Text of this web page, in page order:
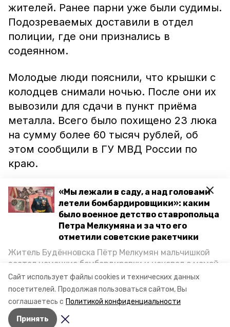
Сайт использует файлы cookies и технических данных
посетителей. Продолжая пользоваться сайтом, Вы
соглашаетесь с Политикой конфиденциальности
Принять
«Мы лежали в саду, а над головами
летели бомбардировщики»: каким
было военное детство ставропольца
Петра Мелкумяна и за что его
отметили советские ракетчики
Житель Будённовска Пётр Мелкумян мальчишкой
застал немецкие бомбардировки и ночевал с мамой
под открытым небом, когда гитлеровцы заняли их
дом. Чем запомнились эти дни, как выживали после
и чем Пётр помог ракетным войскам — в новом
материале спецпроекта «Победы26» «Дети
Великой Отечественной».
жителей. Ранее парни уже были судимы.
Подозреваемых доставили в отдел
полиции, где они признались в
содеянном.
Молодые люди пояснили, что крышки с
колодцев снимали ночью. После они их
вывозили для сдачи в пункт приёма
металла. Всего было похищено 23 люка
на сумму более 60 тысяч рублей, об
этом сообщили в ГУ МВД России по
краю.
По факту кражи возбуждены уголовные
дела. В дальнейшем их соединят в одно
производство.
Ранее сообщалось, что будённовские
полицейские задержалимолодого
человека, которого подозревают в
краже денег с карты знакомого.
Авторы: Ольга Дьякова